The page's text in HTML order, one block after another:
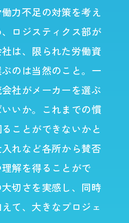
力不足の対策を考え
ロジスティクス部が
は、限られた労働資
のは当然のこと。一
社がメーカーを選ぶ
いか。これまでの慣
ことができないかと
れなど各所から賛否
解を得ることがで
切さを実感し、同時
て、大きなプロジェ